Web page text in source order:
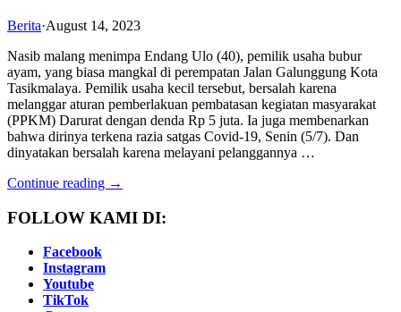
Berita·August 14, 2023
Nasib malang menimpa Endang Ulo (40), pemilik usaha bubur
ayam, yang biasa mangkal di perempatan Jalan Galunggung Kota
Tasikmalaya. Pemilik usaha kecil tersebut, bersalah karena
melanggar aturan pemberlakuan pembatasan kegiatan masyarakat
(PPKM) Darurat dengan denda Rp 5 juta. Ia juga membenarkan
bahwa dirinya terkena razia satgas Covid-19, Senin (5/7). Dan
dinyatakan bersalah karena melayani pelanggannya …
Continue reading →
FOLLOW KAMI DI:
Facebook
Instagram
Youtube
TikTok